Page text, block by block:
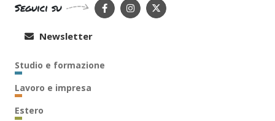
Seguici su
Newsletter
Studio e formazione
Lavoro e impresa
Estero